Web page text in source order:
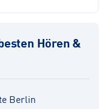
Hören &
Berlin